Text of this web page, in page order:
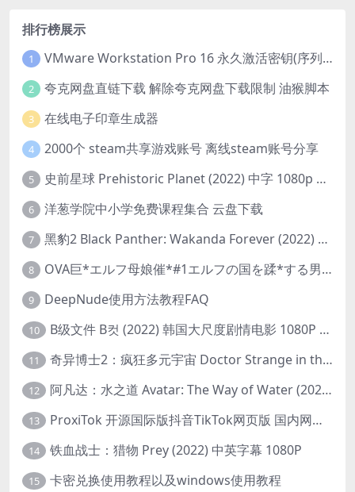
排行榜展示
1 VMware Workstation Pro 16 永久激活密钥(序列号)
2 夸克网盘直链下载 解除夸克网盘下载限制 油猴脚本
3 在线电子印章生成器
4 2000个 steam共享游戏账号 离线steam账号分享
5 史前星球 Prehistoric Planet (2022) 中字 1080p 高清 阿里云盘 2022.5.27已更新全集
6 洋葱学院中小学免费课程集合 云盘下载
7 黑豹2 Black Panther: Wakanda Forever (2022) 高清版
8 OVA巨*エルフ母娘催*#1エルフの国を蹂*する男。汚された女王と姫
9 DeepNude使用方法教程FAQ
10 B级文件 B컷 (2022) 韩国大尺度剧情电影 1080P 中字
11 奇异博士2：疯狂多元宇宙 Doctor Strange in the Multiverse of Madness (2022) 高清版1080p
12 阿凡达：水之道 Avatar: The Way of Water (2022) 1080p 2k 4k 中文字幕
13 ProxiTok 开源国际版抖音TikTok网页版 国内网络直连
14 铁血战士：猎物 Prey (2022) 中英字幕 1080P
15 卡密兑换使用教程以及windows使用教程